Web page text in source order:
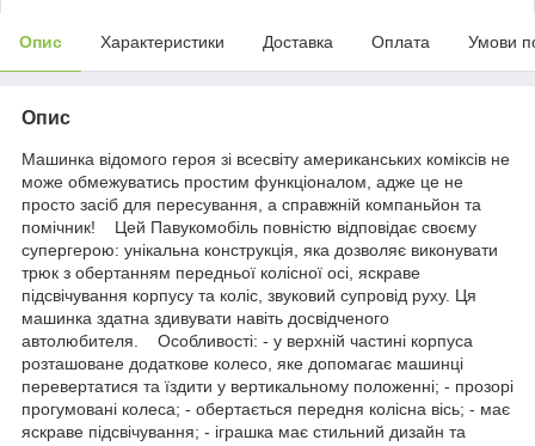
Опис Характеристики Доставка Оплата Умови
Опис
Машинка відомого героя зі всесвіту американських коміксів не
може обмежуватись простим функціоналом, адже це не
просто засіб для пересування, а справжній компаньйон та
помічник! Цей Павукомобіль повністю відповідає своєму
супергерою: унікальна конструкція, яка дозволяє виконувати
трюк з обертанням передньої колісної осі, яскраве
підсвічування корпусу та коліс, звуковий супровід руху. Ця
машинка здатна здивувати навіть досвідченого
автолюбителя. Особливості: - у верхній частині корпуса
розташоване додаткове колесо, яке допомагає машинці
перевертатися та їздити у вертикальному положенні; - прозорі
прогумовані колеса; - обертається передня колісна вісь; - має
яскраве підсвічування; - іграшка має стильний дизайн та